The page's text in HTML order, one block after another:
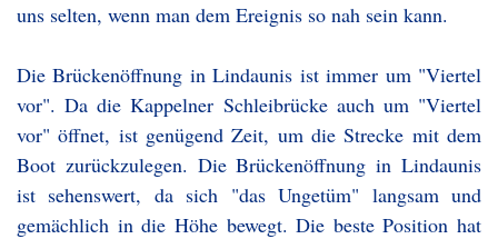
uns selten, wenn man dem Ereignis so nah sein kann.
Die Brückenöffnung in Lindaunis ist immer um "Viertel
vor". Da die Kappelner Schleibrücke auch um "Viertel
vor" öffnet, ist genügend Zeit, um die Strecke mit dem
Boot zurückzulegen. Die Brückenöffnung in Lindaunis
ist sehenswert, da sich "das Ungetüm" langsam und
gemächlich in die Höhe bewegt. Die beste Position hat